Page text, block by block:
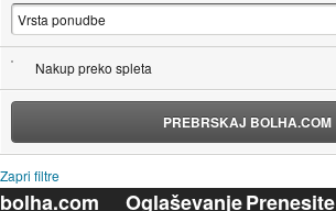
Nakup preko spleta
PREBRSKAJ BOLHA.COM
Zapri filtre
bolha.com OglaševanjePrenesite